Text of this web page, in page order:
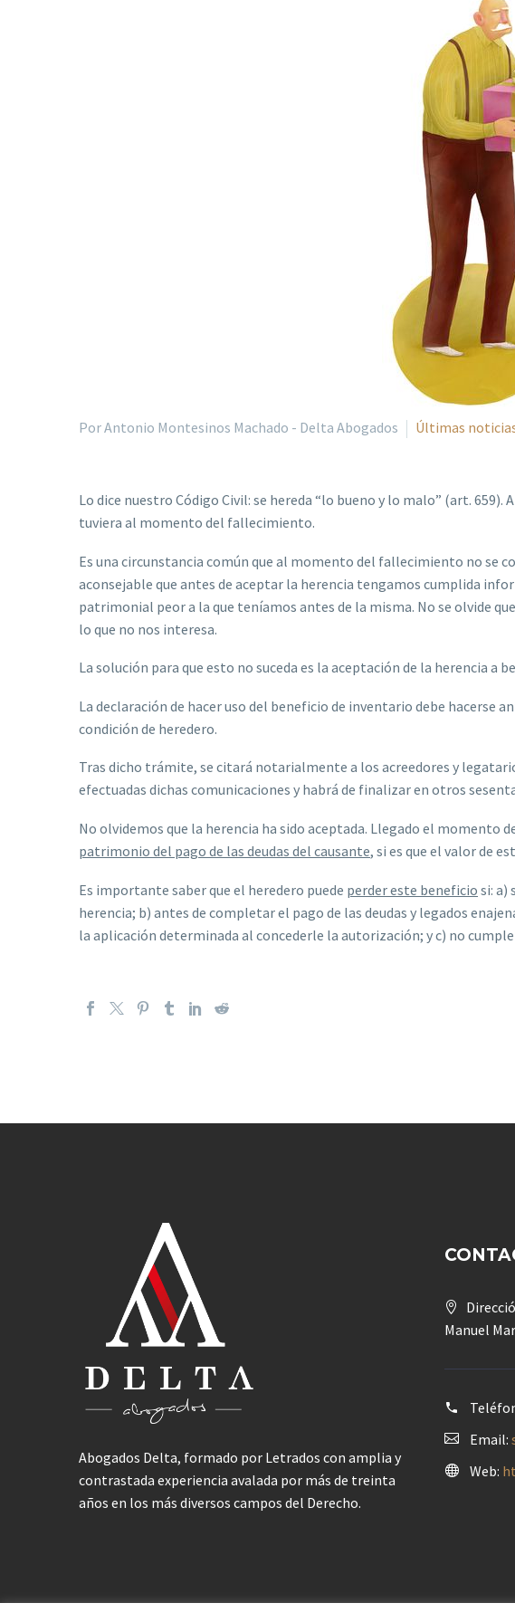
Por Antonio Montesinos Machado - Delta Abogados Últimas
Lo dice nuestro Código Civil: se hereda “lo bueno y lo malo” (art.
tuviera al momento del fallecimiento.
Es una circunstancia común que al momento del fallecimiento no se
aconsejable que antes de aceptar la herencia tengamos cumplida
patrimonial peor a la que teníamos antes de la misma. No se olvide
lo que no nos interesa.
La solución para que esto no suceda es la aceptación de la herencia a
La declaración de hacer uso del beneficio de inventario debe hacerse
condición de heredero.
Tras dicho trámite, se citará notarialmente a los acreedores y
efectuadas dichas comunicaciones y habrá de finalizar en otros
No olvidemos que la herencia ha sido aceptada. Llegado el momento
patrimonio del pago de las deudas del causante, si es que el valor de
Es importante saber que el heredero puede perder este beneficio si: a)
herencia; b) antes de completar el pago de las deudas y legados
la aplicación determinada al concederle la autorización; y c) no
Abogados Delta, formado por Letrados con amplia y
contrastada experiencia avalada por más de treinta
años en los más diversos campos del Derecho.
Manuel
Email:
Web: